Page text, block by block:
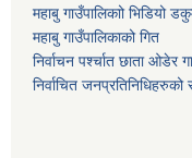
महाबु गाउँपालिकाो भिडियो
महाबु गाउँपालिकाको गित
निर्वाचन पर्श्चात छाता ओडेर
निर्वाचित